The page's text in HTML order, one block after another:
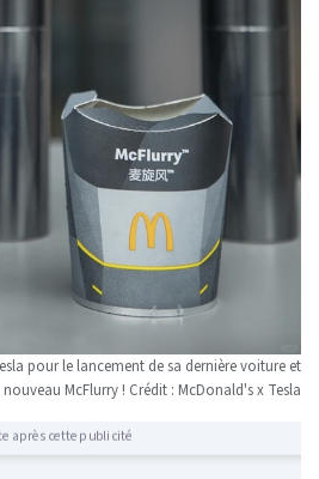
pour le lancement de sa dernière voiture et
McFlurry ! Crédit : McDonald's x Tesla
après cette publicité